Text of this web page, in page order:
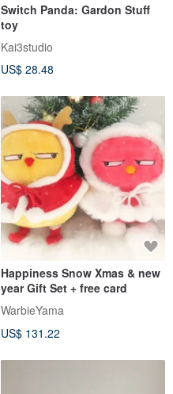
Switch Panda: Gardon Stuff
toy
Kai3studio
US$ 28.48
Happiness Snow Xmas & new
year Gift Set + free card
WarbieYama
US$ 131.22